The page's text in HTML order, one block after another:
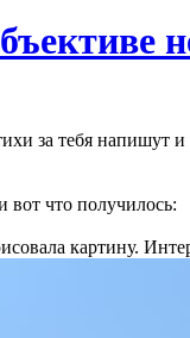
за тебя напишут
вот что получилось:
картину.